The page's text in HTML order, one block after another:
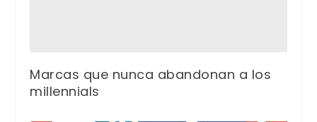
Marcas que nunca abandonan a los
millennials